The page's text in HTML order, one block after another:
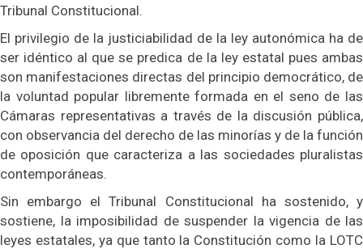
Tribunal Constitucional.
El privilegio de la justiciabilidad de la ley autonómica ha de
ser idéntico al que se predica de la ley estatal pues ambas
son manifestaciones directas del principio democrático, de
la voluntad popular libremente formada en el seno de las
Cámaras representativas a través de la discusión pública,
con observancia del derecho de las minorías y de la función
de oposición que caracteriza a las sociedades pluralistas
contemporáneas.
Sin embargo el Tribunal Constitucional ha sostenido, y
sostiene, la imposibilidad de suspender la vigencia de las
leyes estatales, ya que tanto la Constitución como la LOTC